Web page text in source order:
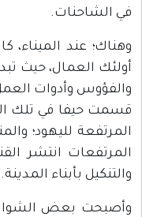
في الشاحنات.
وهناك؛ عند
أولئك العمال، حيث
والفؤوس وأدوات
قسمت حيفا في تلك
المرتفعة لليهود؛
المرتفعات انتشر
والتنكيل بأبناء المدينة.
وأصبحت بعض